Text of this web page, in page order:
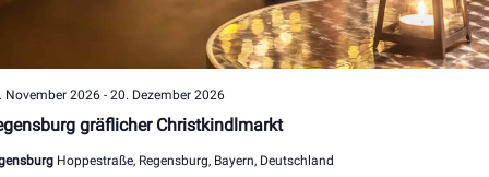
gräflicher Christkindlmarkt
November 2026- 20. Dezember 2026
Hoppestraße, Regensburg, Bayern, Deutschland